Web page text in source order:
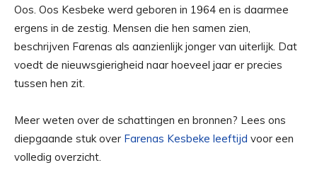
Oos. Oos Kesbeke werd geboren in 1964 en is daarmee
ergens in de zestig. Mensen die hen samen zien,
beschrijven Farenas als aanzienlijk jonger van uiterlijk. Dat
voedt de nieuwsgierigheid naar hoeveel jaar er precies
tussen hen zit.
Meer weten over de schattingen en bronnen? Lees ons
diepgaande stuk over Farenas Kesbeke leeftijd voor een
volledig overzicht.